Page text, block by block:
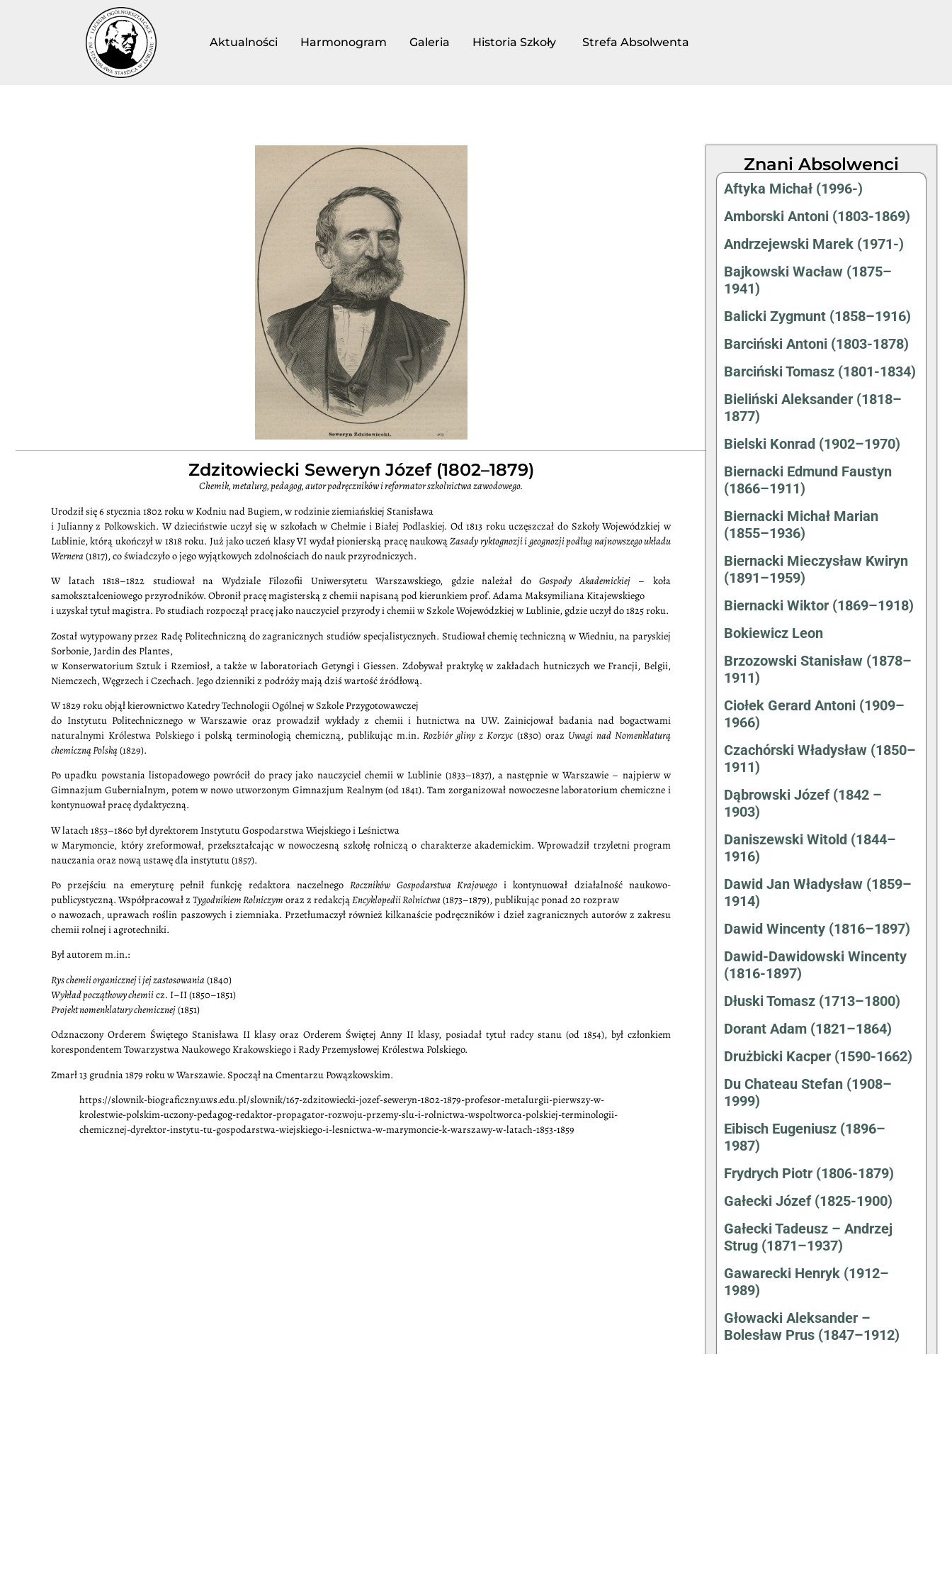
Aktualności Harmonogram Galeria Historia Szkoły Strefa Absolwenta
Zdzitowiecki Seweryn Józef (1802–1879)
Chemik, metalurg, pedagog, autor podręczników i reformator szkolnictwa zawodowego.
Urodził się 6 stycznia 1802 roku w Kodniu nad Bugiem, w rodzinie ziemiańskiej Stanisława
i Julianny z Polkowskich. W dzieciństwie uczył się w szkołach w Chełmie i Białej Podlaskiej. Od 1813 roku uczęszczał do Szkoły Wojewódzkiej w
Lublinie, którą ukończył w 1818 roku. Już jako uczeń klasy VI wydał pionierską pracę naukowąZasady ryktognozji i geognozji podług najnowszego układu
Wernera(1817), co świadczyło o jego wyjątkowych zdolnościach do nauk przyrodniczych.
W latach 1818–1822 studiował na Wydziale Filozofii Uniwersytetu Warszawskiego, gdzie należał doGospody Akademickiej– koła
samokształceniowego przyrodników. Obronił pracę magisterską z chemii napisaną pod kierunkiem prof. Adama Maksymiliana Kitajewskiego
i uzyskał tytuł magistra. Po studiach rozpoczął pracę jako nauczyciel przyrody i chemii w Szkole Wojewódzkiej w Lublinie, gdzie uczył do 1825 roku.
Został wytypowany przez Radę Politechniczną do zagranicznych studiów specjalistycznych. Studiował chemię techniczną w Wiedniu, na paryskiej
Sorbonie, Jardin des Plantes,
w Konserwatorium Sztuk i Rzemiosł, a także w laboratoriach Getyngi i Giessen. Zdobywał praktykę w zakładach hutniczych we Francji, Belgii,
Niemczech, Węgrzech i Czechach. Jego dzienniki z podróży mają dziś wartość źródłową.
W 1829 roku objął kierownictwo Katedry Technologii Ogólnej w Szkole Przygotowawczej
do Instytutu Politechnicznego w Warszawie oraz prowadził wykłady z chemii i hutnictwa na UW. Zainicjował badania nad bogactwami
naturalnymi Królestwa Polskiego i polską terminologią chemiczną, publikując m.in.Rozbiór gliny z Korzyc(1830) oraz Uwagi nad Nomenklaturą
chemiczną Polską(1829).
Po upadku powstania listopadowego powrócił do pracy jako nauczyciel chemii w Lublinie (1833–1837), a następnie w Warszawie – najpierw w
Gimnazjum Gubernialnym, potem w nowo utworzonym Gimnazjum Realnym (od 1841). Tam zorganizował nowoczesne laboratorium chemiczne i
kontynuował pracę dydaktyczną.
W latach 1853–1860 był dyrektorem Instytutu Gospodarstwa Wiejskiego i Leśnictwa
w Marymoncie, który zreformował, przekształcając w nowoczesną szkołę rolniczą o charakterze akademickim. Wprowadził trzyletni program
nauczania oraz nową ustawę dla instytutu (1857).
Po przejściu na emeryturę pełnił funkcję redaktora naczelnegoRoczników Gospodarstwa Krajowegoi kontynuował działalność naukowo-
publicystyczną. Współpracował z Tygodnikiem Rolniczym oraz z redakcjąEncyklopedii Rolnictwa(1873–1879), publikując ponad 20 rozpraw
o nawozach, uprawach roślin paszowych i ziemniaka. Przetłumaczył również kilkanaście podręczników i dzieł zagranicznych autorów z zakresu
chemii rolnej i agrotechniki.
Był autorem m.in.:
Rys chemii organicznej i jej zastosowania(1840)
Wykład początkowy chemiicz. I–II (1850–1851)
Projekt nomenklatury chemicznej(1851)
Odznaczony Orderem Świętego Stanisława II klasy oraz Orderem Świętej Anny II klasy, posiadał tytuł radcy stanu (od 1854), był członkiem
korespondentem Towarzystwa Naukowego Krakowskiego i Rady Przemysłowej Królestwa Polskiego.
Zmarł 13 grudnia 1879 roku w Warszawie. Spoczął na Cmentarzu Powązkowskim.
https://slownik-biograficzny.uws.edu.pl/slownik/167-zdzitowiecki-jozef-seweryn-1802-1879-profesor-metalurgii-pierwszy-w-
krolestwie-polskim-uczony-pedagog-redaktor-propagator-rozwoju-przemy-slu-i-rolnictwa-wspoltworca-polskiej-terminologii-
chemicznej-dyrektor-instytu-tu-gospodarstwa-wiejskiego-i-lesnictwa-w-marymoncie-k-warszawy-w-latach-1853-1859
Znani Absolwenci
Aftyka Michał (1996-)
Amborski Antoni (1803-1869)
Andrzejewski Marek (1971-)
Bajkowski Wacław (1875–
1941)
Balicki Zygmunt (1858–1916)
Barciński Antoni (1803-1878)
Barciński Tomasz (1801-1834)
Bieliński Aleksander (1818–
1877)
Bielski Konrad (1902–1970)
Biernacki Edmund Faustyn
(1866–1911)
Biernacki Michał Marian
(1855–1936)
Biernacki Mieczysław Kwiryn
(1891–1959)
Biernacki Wiktor (1869–1918)
Bokiewicz Leon
Brzozowski Stanisław (1878–
1911)
Ciołek Gerard Antoni (1909–
1966)
Czachórski Władysław (1850–
1911)
Dąbrowski Józef (1842 –
1903)
Daniszewski Witold (1844–
1916)
Dawid Jan Władysław (1859–
1914)
Dawid Wincenty (1816–1897)
Dawid-Dawidowski Wincenty
(1816-1897)
Dłuski Tomasz (1713–1800)
Dorant Adam (1821–1864)
Drużbicki Kacper (1590-1662)
Du Chateau Stefan (1908–
1999)
Eibisch Eugeniusz (1896–
1987)
Frydrych Piotr (1806-1879)
Gałecki Józef (1825-1900)
Gałecki Tadeusz – Andrzej
Strug (1871–1937)
Gawarecki Henryk (1912–
1989)
Głowacki Aleksander –
Bolesław Prus (1847–1912)